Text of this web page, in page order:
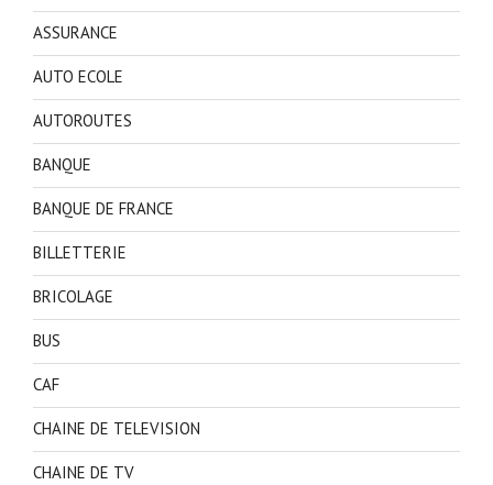
ASSURANCE
AUTO ECOLE
AUTOROUTES
BANQUE
BANQUE DE FRANCE
BILLETTERIE
BRICOLAGE
BUS
CAF
CHAINE DE TELEVISION
CHAINE DE TV